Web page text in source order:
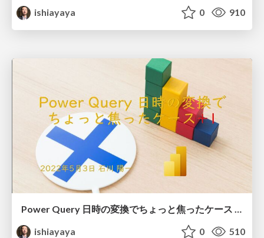
ishiayaya
0 910
Power Query 日時の変換でちょっと焦ったケース +1 / Power Query Some cases
ishiayaya
0 510